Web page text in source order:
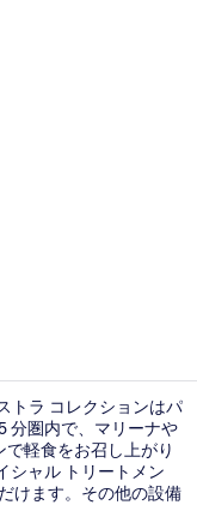
トラ コレクションはパ
分圏内で、マリーナや
軽食をお召し上がり
シャル トリートメン
けます。その他の設備